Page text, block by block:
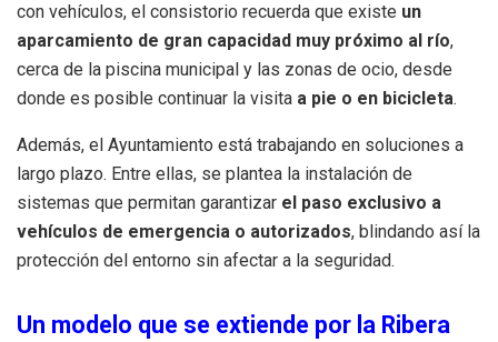
con vehículos, el consistorio recuerda que existe un
aparcamiento de gran capacidad muy próximo al río,
cerca de la piscina municipal y las zonas de ocio, desde
donde es posible continuar la visita a pie o en bicicleta.
Además, el Ayuntamiento está trabajando en soluciones a
largo plazo. Entre ellas, se plantea la instalación de
sistemas que permitan garantizar el paso exclusivo a
vehículos de emergencia o autorizados, blindando así la
protección del entorno sin afectar a la seguridad.
Un modelo que se extiende por la Ribera